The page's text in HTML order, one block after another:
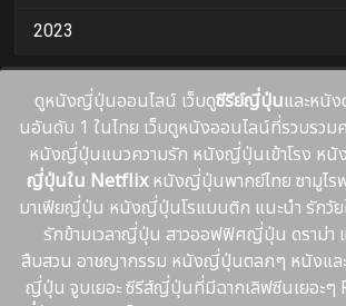
2023
ดูหนังญี่ปุ่นออนไลน์ เว็บดูซีรีย์ญี่ปุ่นและหนั
นอันดับ 1 ในไทย เว็บดูหนังออนไลน์ที่รวบรวม
หนังญี่ปุ่นแนวความรัก หนังญี่ปุ่นเข้าโรง หนั
ญี่ปุ่นใน Netflixหนังญี่ปุ่นพากย์ไทย ซามูไร
มาเฟียญี่ปุ่น หนังญี่ปุ่นโรแมนติก แนะนํา รักวัย
รักข้ามเวลาญี่ปุ่น สาวออฟฟิศญี่ปุ่น ดราม่
สืบสวน อาชญากรรม หนังญี่ปุ่นตลกๆ หนังแล
ญี่ปุ่น จูบเยอะ ซีรีส์ญี่ปุ่นที่มีฉากเลิฟซีนเยอะๆ